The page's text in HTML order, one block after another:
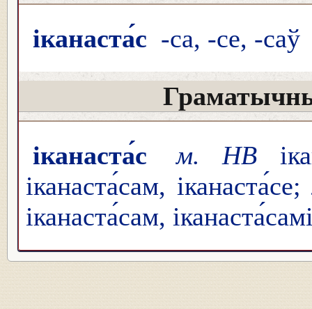
іканаста́с -са, -се, -саў
іканаста́с м. НВ
іканаста́сам, іканаста́се;
іканаста́сам,